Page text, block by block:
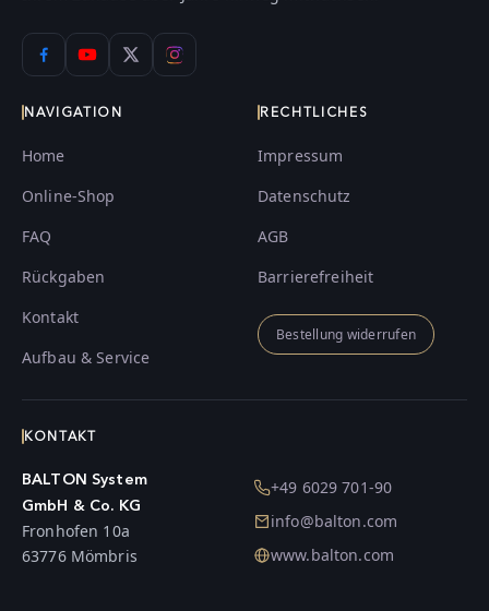
NAVIGATION
Home
Online-Shop
FAQ
Rückgaben
Kontakt
Aufbau & Service
RECHTLICHES
Impressum
Datenschutz
AGB
Barrierefreiheit
Bestellung widerrufen
KONTAKT
BALTON System
GmbH & Co. KG
Fronhofen 10a
63776 Mömbris
+49 6029 701-90
info@balton.com
www.balton.com